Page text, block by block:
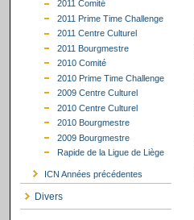
2011 Comité
2011 Prime Time Challenge
2011 Centre Culturel
2011 Bourgmestre
2010 Comité
2010 Prime Time Challenge
2009 Centre Culturel
2010 Centre Culturel
2010 Bourgmestre
2009 Bourgmestre
Rapide de la Ligue de Liège
ICN Années précédentes
Divers